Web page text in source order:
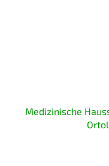
Medizinische